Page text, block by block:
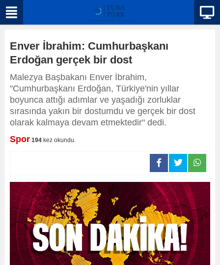
Enver İbrahim: Cumhurbaşkanı
Erdoğan gerçek bir dost
Malezya Başbakanı Enver İbrahim,
"Cumhurbaşkanı Erdoğan, Türkiye'nin yıllar
boyunca attığı adımlar ve yaşadığı zorluklar
sırasında yakın bir dostumdu ve gerçek bir dost
olarak kalmaya devam etmektedir" dedi.
Spor 194 kez okundu.